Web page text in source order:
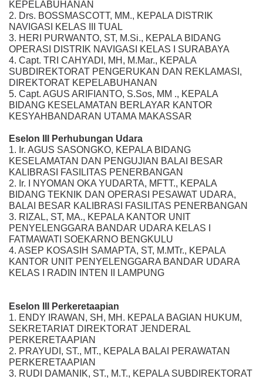
KEPELABUHANAN
2. Drs. BOSSMASCOTT, MM., KEPALA DISTRIK
NAVIGASI KELAS III TUAL
3. HERI PURWANTO, ST, M.Si., KEPALA BIDANG
OPERASI DISTRIK NAVIGASI KELAS I SURABAYA
4. Capt. TRI CAHYADI, MH, M.Mar., KEPALA
SUBDIREKTORAT PENGERUKAN DAN REKLAMASI,
DIREKTORAT KEPELABUHANAN
5. Capt. AGUS ARIFIANTO, S.Sos, MM ., KEPALA
BIDANG KESELAMATAN BERLAYAR KANTOR
KESYAHBANDARAN UTAMA MAKASSAR
Eselon III Perhubungan Udara
1. Ir. AGUS SASONGKO, KEPALA BIDANG
KESELAMATAN DAN PENGUJIAN BALAI BESAR
KALIBRASI FASILITAS PENERBANGAN
2. Ir. I NYOMAN OKA YUDARTA, MFTT., KEPALA
BIDANG TEKNIK DAN OPERASI PESAWAT UDARA,
BALAI BESAR KALIBRASI FASILITAS PENERBANGAN
3. RIZAL, ST, MA., KEPALA KANTOR UNIT
PENYELENGGARA BANDAR UDARA KELAS I
FATMAWATI SOEKARNO BENGKULU
4. ASEP KOSASIH SAMAPTA, ST, M.MTr., KEPALA
KANTOR UNIT PENYELENGGARA BANDAR UDARA
KELAS I RADIN INTEN II LAMPUNG
Eselon III Perkeretaapian
1. ENDY IRAWAN, SH, MH. KEPALA BAGIAN HUKUM,
SEKRETARIAT DIREKTORAT JENDERAL
PERKERETAAPIAN
2. PRAYUDI, ST., MT., KEPALA BALAI PERAWATAN
PERKERETAAPIAN
3. RUDI DAMANIK, ST., M.T., KEPALA SUBDIREKTORAT